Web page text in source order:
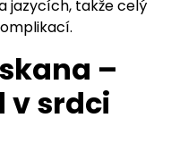
jazycích, takže celý
–
v srdci